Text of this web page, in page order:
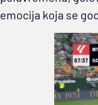
emocija koja se